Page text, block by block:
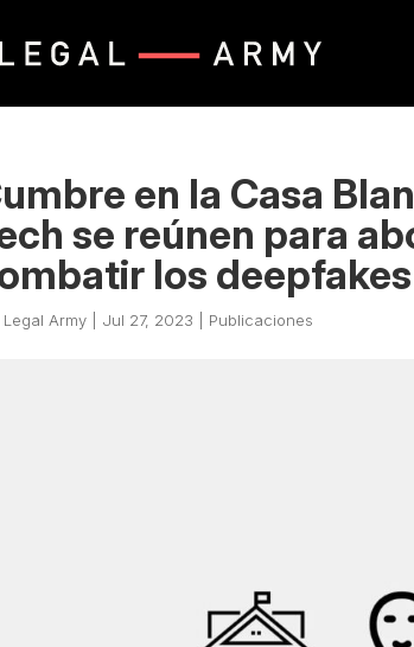
en la Casa
se reúnen para
los deepfakes
Legal Army Jul 27, 2023 Publicaciones